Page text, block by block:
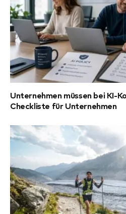
Unternehmen müssen bei KI-
Checkliste für Unternehmen